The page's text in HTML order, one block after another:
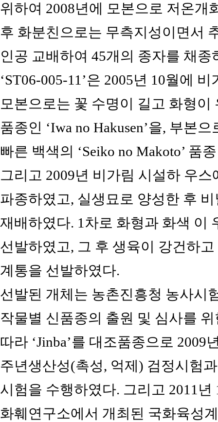
위하여 2008년에 모본으로 저온개
후 화분친으로는 무측지성이면서
인공 교배하여 45개의 종자를 채
‘ST06-005-11’은 2005년 10월에
모본으로는 꽃 수명이 길고 화형
품종인 ‘Iwa no Hakusen’을, 부본
빠른 백색의 ‘Seiko no Makoto’ 품
그리고 2009년 비가림 시설하 우
파종하였고, 실생묘로 양성한 후
재배하였다. 1차로 화형과 화색 이
선발하였고, 그 후 생육이 강건하고
계통을 선발하였다.
선발된 개체는 농촌진흥청 농사시
작물별 신품종의 출원 및 심사를
따라 ‘Jinba’를 대조품종으로 2009
주년생산성(촉성, 억제) 검정시험
시험을 수행하였다. 그리고 2011
화훼연구소에서 개최된 국화육성